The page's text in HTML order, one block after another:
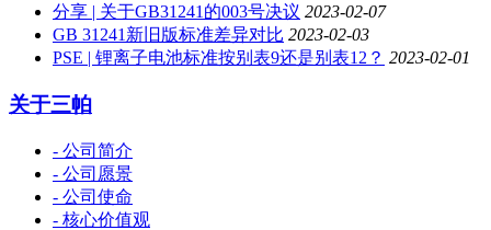
分享 | 关于GB31241的003号决议 2023-02-07
GB 31241新旧版标准差异对比 2023-02-03
PSE | 锂离子电池标准按别表9还是别表12？ 2023-02-01
关于三帕
- 公司简介
- 公司愿景
- 公司使命
- 核心价值观